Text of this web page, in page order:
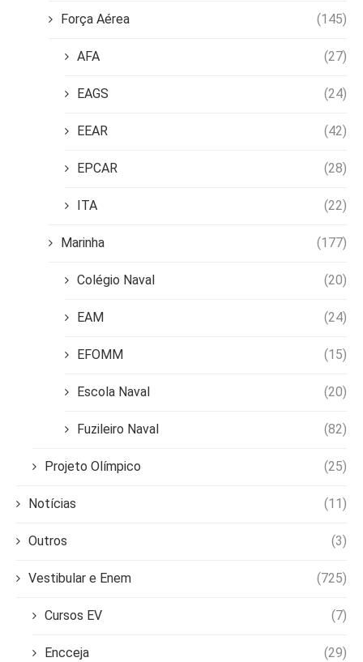
Força Aérea (145)
AFA (27)
EAGS (24)
EEAR (42)
EPCAR (28)
ITA (22)
Marinha (177)
Colégio Naval (20)
EAM (24)
EFOMM (15)
Escola Naval (20)
Fuzileiro Naval (82)
Projeto Olímpico (25)
Notícias (11)
Outros (3)
Vestibular e Enem (725)
Cursos EV (7)
Encceja (29)